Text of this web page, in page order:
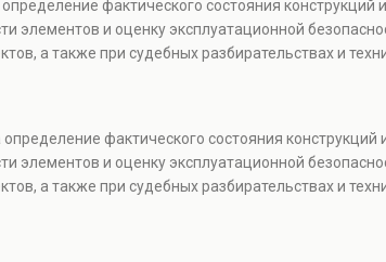
фактического состояния конструкций
элементов и оценку эксплуатационной
а также при судебных разбирательствах и
фактического состояния
элементов и оценку эксплуатационной
а также при судебных разбирательствах и